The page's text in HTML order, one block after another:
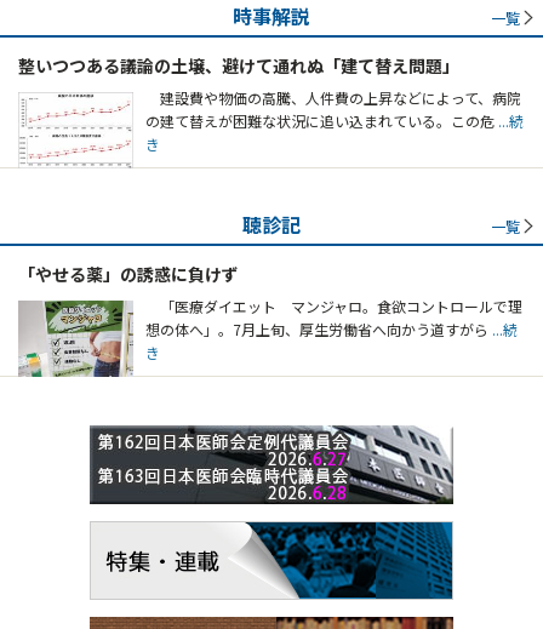
時事解説 一覧
整いつつある議論の土壌、避けて通れぬ「建て替え問題」
建設費や物価の高騰、人件費の上昇などによって、病院
の建て替えが困難な状況に追い込まれている。この危 ...続
き
聴診記 一覧
「やせる薬」の誘惑に負けず
「医療ダイエット マンジャロ。食欲コントロールで理
想の体へ」。7月上旬、厚生労働省へ向かう道すがら ...続
き